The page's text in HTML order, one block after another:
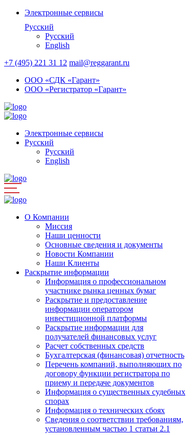
Электронные сервисы
Русский
Русский
English
+7 (495) 221 31 12 mail@reggarant.ru
ООО «СДК «Гарант»
ООО «Регистратор «Гарант»
Электронные сервисы
Русский
Русский
English
О Компании
Миссия
Наши ценности
Основные сведения и документы
Новости Компании
Наши Клиенты
Раскрытие информации
Информация о профессиональном
участнике рынка ценных бумаг
Раскрытие и предоставление
информации оператором
инвестиционной платформы
Раскрытие информации для
получателей финансовых услуг
Расчет собственных средств
Бухгалтерская (финансовая) отчетность
Перечень компаний, выполняющих по
договору функции регистратора по
приему и передаче документов
Информация о существенных судебных
спорах
Информация о технических сбоях
Сведения о соответствии требованиям,
установленным частью 1 статьи 2.1